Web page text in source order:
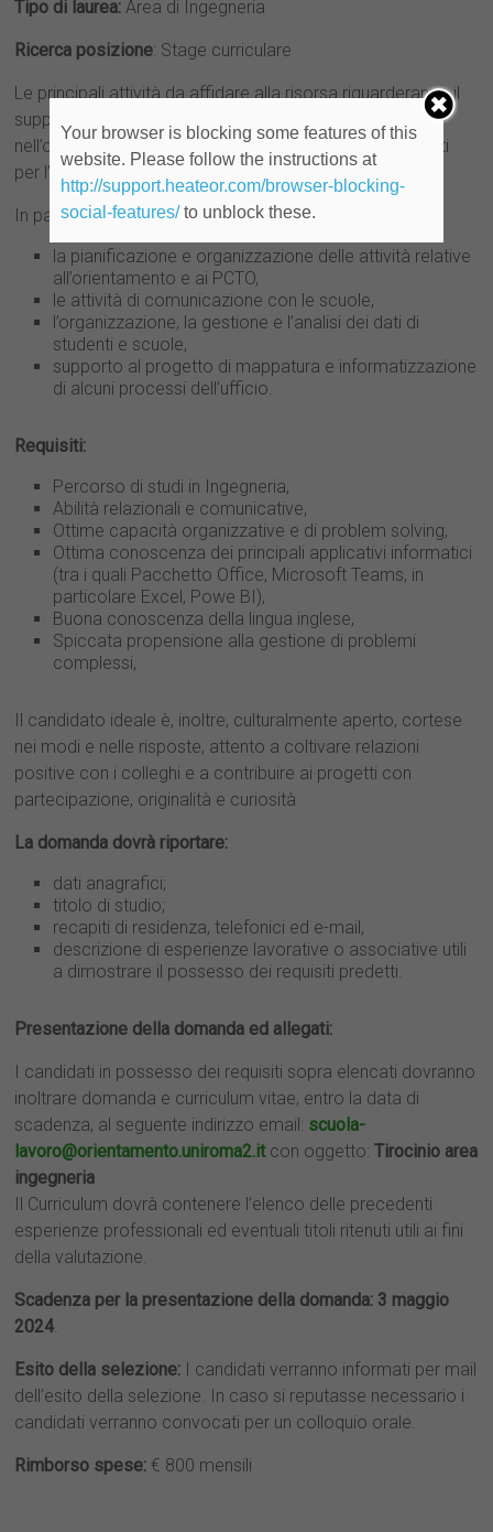
Tipo di laurea:Area di Ingegneria
Ricerca posizione: Stage curriculare
Le principali attività da affidare alla risorsa riguarderanno il
supporto all’Ufficio Orientamento-PCTO di Ateneo
nell’organizzazione e gestione delle attività e dei progetti
per l’a.a. 2023-2024
In particolare la risorsa, si occuperà di supportare:
la pianificazione e organizzazione delle attività relative
all’orientamento e ai PCTO,
le attività di comunicazione con le scuole,
l’organizzazione, la gestione e l’analisi dei dati di
studenti e scuole,
supporto al progetto di mappatura e informatizzazione
di alcuni processi dell’ufficio.
Requisiti:
Percorso di studi in Ingegneria,
Abilità relazionali e comunicative,
Ottime capacità organizzative e di problem solving,
Ottima conoscenza dei principali applicativi informatici
(tra i quali Pacchetto Office, Microsoft Teams, in
particolare Excel, Powe BI),
Buona conoscenza della lingua inglese,
Spiccata propensione alla gestione di problemi
complessi,
Il candidato ideale è, inoltre, culturalmente aperto, cortese
nei modi e nelle risposte, attento a coltivare relazioni
positive con i colleghi e a contribuire ai progetti con
partecipazione, originalità e curiosità
La domanda dovrà riportare:
dati anagrafici;
titolo di studio;
recapiti di residenza, telefonici ed e-mail,
descrizione di esperienze lavorative o associative utili
a dimostrare il possesso dei requisiti predetti.
Presentazione della domanda ed allegati:
I candidati in possesso dei requisiti sopra elencati dovranno
inoltrare domanda e curriculum vitae, entro la data di
scadenza, al seguente indirizzo email: scuola-
lavoro@orientamento.uniroma2.itcon oggetto:Tirocinio area
ingegneria
Il Curriculum dovrà contenere l’elenco delle precedenti
esperienze professionali ed eventuali titoli ritenuti utili ai fini
della valutazione.
Scadenza per la presentazione della domanda: 3 maggio
2024.
Esito della selezione: I candidati verranno informati per mail
dell’esito della selezione. In caso si reputasse necessario i
candidati verranno convocati per un colloquio orale.
Rimborso spese:€ 800 mensili
Your browser is blocking some features of this
website. Please follow the instructions at
http://support.heateor.com/browser-blocking-
social-features/to unblock these.